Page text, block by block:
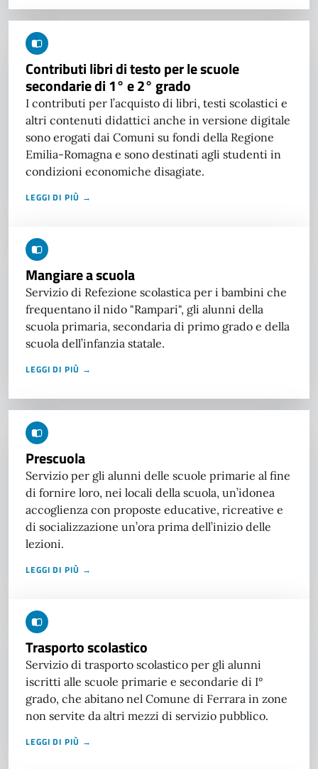
Contributi libri di testo per le scuole
secondarie di 1° e 2° grado
I contributi per l’acquisto di libri, testi scolastici e
altri contenuti didattici anche in versione digitale
sono erogati dai Comuni su fondi della Regione
Emilia-Romagna e sono destinati agli studenti in
condizioni economiche disagiate.
LEGGI DI PIÙ →
Mangiare a scuola
Servizio di Refezione scolastica per i bambini che
frequentano il nido "Rampari", gli alunni della
scuola primaria, secondaria di primo grado e della
scuola dell’infanzia statale.
LEGGI DI PIÙ →
Prescuola
Servizio per gli alunni delle scuole primarie al fine
di fornire loro, nei locali della scuola, un’idonea
accoglienza con proposte educative, ricreative e
di socializzazione un’ora prima dell’inizio delle
lezioni.
LEGGI DI PIÙ →
Trasporto scolastico
Servizio di trasporto scolastico per gli alunni
iscritti alle scuole primarie e secondarie di I°
grado, che abitano nel Comune di Ferrara in zone
non servite da altri mezzi di servizio pubblico.
LEGGI DI PIÙ →